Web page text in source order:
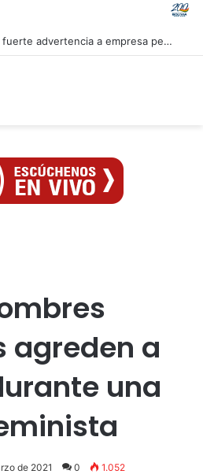
Mandataria Rodríguez felicita a atletas venezolanos por su brillante participación en CAC 2026
agreden a
una
de 2021 0 1.052